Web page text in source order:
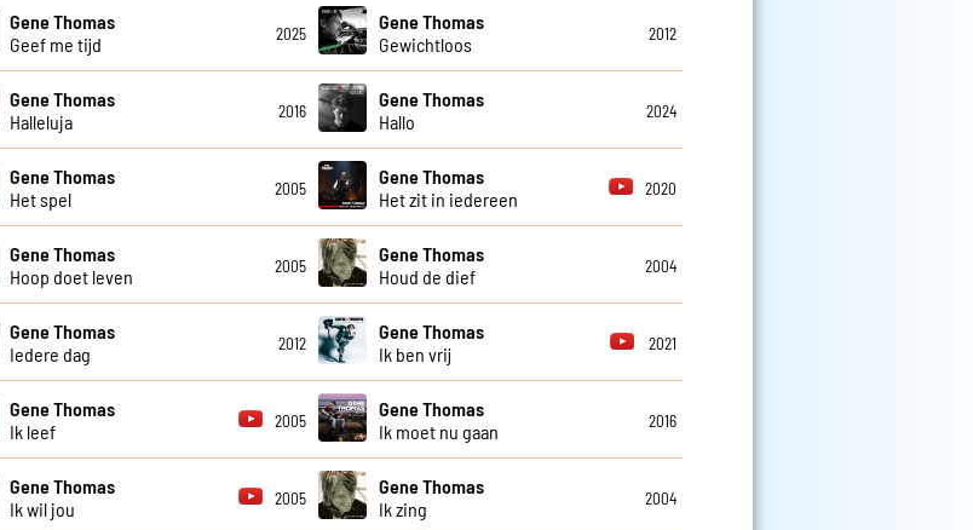
Gene Thomas
Geef me tijd
2025
Gene Thomas
Gewichtloos
2012
Gene Thomas
Halleluja
2016
Gene Thomas
Hallo
2024
Gene Thomas
Het spel
2005
Gene Thomas
Het zit in iedereen
2020
Gene Thomas
Hoop doet leven
2005
Gene Thomas
Houd de dief
2004
Gene Thomas
Iedere dag
2012
Gene Thomas
Ik ben vrij
2021
Gene Thomas
Ik leef
2005
Gene Thomas
Ik moet nu gaan
2016
Gene Thomas
Ik wil jou
2005
Gene Thomas
Ik zing
2004